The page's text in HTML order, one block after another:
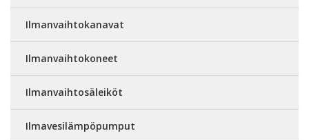
Ilmanvaihtokanavat
Ilmanvaihtokoneet
Ilmanvaihtosäleiköt
Ilmavesilämpöpumput